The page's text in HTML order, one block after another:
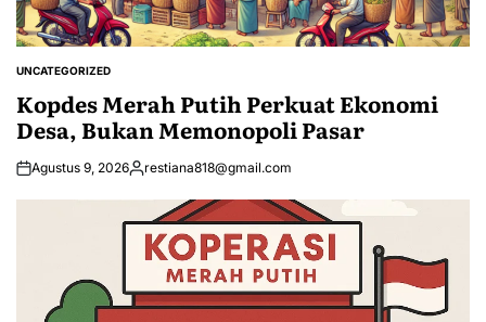
POSTED
UNCATEGORIZED
Kopdes Merah Putih Perkuat Ekonomi
Desa, Bukan Memonopoli Pasar
Agustus 9, 2026Posted
restiana818@gmail.com